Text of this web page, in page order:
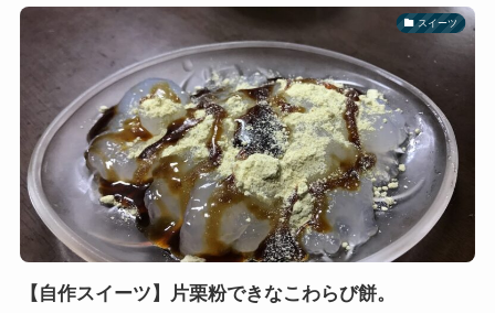
スイーツ
【自作スイーツ】片栗粉できなこわらび餅。